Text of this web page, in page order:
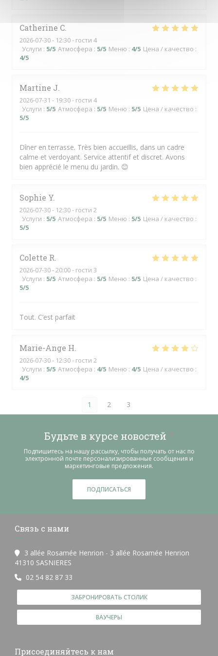
Catherine C
2026-07-30- 12:30 - гости 4
Услуги : 5/5 Атмосфера : 5/5 Меню : 4/5 Цена / качество :
4/5
Martine J
2026-07-31 - 19:30 - гости 4
Услуги : 5/5 Атмосфера : 5/5 Меню : 5/5 Цена / качество :
5/5
Dîner en terrasse. Très bien accueillis, dans un cadre
calme et verdoyant. Service attentif et discret. Avons
bien apprécié le menu du jardin. 😊
Sophie Y
2026-07-30- 12:30 - гости 2
Услуги : 5/5 Атмосфера : 5/5 Меню : 5/5 Цена / качество :
5/5
Colette R
2026-07-30- 20:00 - гости 3
Услуги : 5/5 Атмосфера : 5/5 Меню : 5/5 Цена / качество :
5/5
Tout. C’est parfait
Marie-Ange H
2026-07-30- 12:30 - гости 2
Услуги : 5/5 Атмосфера : 4/5 Меню : 4/5 Цена / качество :
4/5
1 2 3
Будьте в курсе новостей
Подпишитесь на нашу рассылку, чтобы получать от нас по
электронной почте персонализированные сообщения и
маркетинговые предложения.
ПОДПИСАТЬСЯ
Связь с нами
3 allée Rosamée Henrion - 3 allée Rosamée Henrion
41310 SASNIERES
02 54 82 87 33
ЗАБРОНИРОВАТЬ СТОЛИК
ВАУЧЕРЫ
Присоединяйтесь к нам